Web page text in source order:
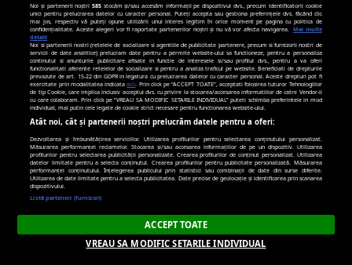
394 zile, 6 zile, 394 zile,
Câteva secunde, 394 zile
casalemedia.com
CMPRO, CMID, CMPS
Terț
youtube.com
Noi și partenerii noștri585 stocăm și/sau accesăm informații pe dispozitivul dvs., precum identificatorii cookie
unici pentru prelucrarea datelor cu caracter personal. Puteți accepta sau gestiona preferințele dvs. făcând clic
mai jos, respectiv vă puteți opune utilizării unui interes legitim în orice moment pe pagina cu politica de
confidențialitate. Aceste alegeri vor fi raportate partenerilor noștri și nu vă vor afecta navigarea.
Mai multe
detalii
Noi si partenerii nostri (retelele de socializare si agentiile de publicitate partenere, precum si furnizorii nostri de
servicii de date analitice) prelucram date pentru a permite website-ului sa functioneze, pentru a personaliza
continutul si anunturile publicitare afisate in functie de interesele si/sau profilul dvs., pentru a va oferi
functionalitati aferente retelelor de socializare si pentru a analiza traficul pe website. Beneficiati de drepturile
prevazute de art. 15-22 din GDPR in legatura cu prelucrarea datelor cu caracter personal. Aceste drepturi pot fi
exercitate prin modalitatea indicataaici . Prin click pe “ACCEPT TOATE”, acceptati folosirea tuturor Tehnologiilor
de tip Cookie, care implica inclusiv acceptul dvs. cu privire la stocarea/accesarea informatiilor de catre Vendor-ii
cu care colaboram. Prin click pe “VREAU SA MODIFIC SETARILE INDIVIDUAL” puteti schimba preferintele in mod
individual, mai putin cele legate de cookie strict necesare pentru functionarea website-ului.
Atât noi, cât și partenerii noștri prelucrăm datele pentru a oferi:
Dezvoltarea și îmbunătățirea serviciilor. Utilizarea profilurilor pentru selectarea conținutului personalizat.
Măsurarea performanței reclamelor. Stocarea și/sau accesarea informațiilor de pe un dispozitiv. Utilizarea
profilurilor pentru selectarea publicității personalizate. Crearea profilurilor de conținut personalizat. Utilizarea
datelor limitate pentru a selecta conținutul. Crearea profilurilor pentru publicitate personalizată. Măsurarea
performanței conținutului. Înțelegerea publicului prin statistici sau combinații de date din surse diferite.
Utilizarea de date limitate pentru a selecta publicitatea. Date precise de geolocație și identificarea prin scanarea
dispozitivului.
Listă parteneri (furnizori)
ACCEPT TOATE
VREAU SA MODIFIC SETARILE INDIVIDUAL